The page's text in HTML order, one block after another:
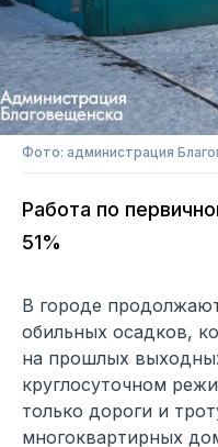
Фото: администрация
Работа по
51%
В городе
обильных осадков,
на прошлых
круглосуточном
только дороги и
многоквартирных